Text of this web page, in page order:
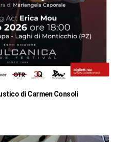
di Carmen Consoli